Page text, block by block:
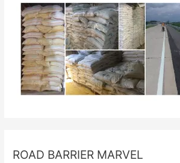
ROAD BARRIER MARVEL